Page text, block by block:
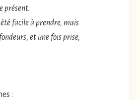
présent.
été facile à prendre, mais
et une fois prise,
: